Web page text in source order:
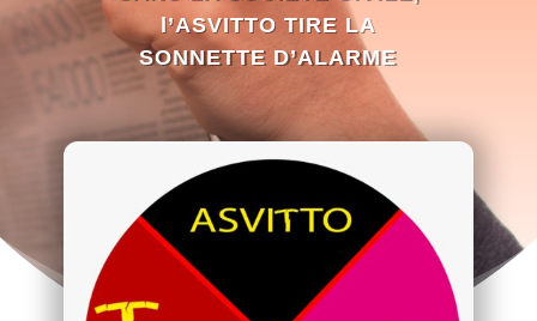
l’ASVITTO TIRE LA
SONNETTE D’ALARME